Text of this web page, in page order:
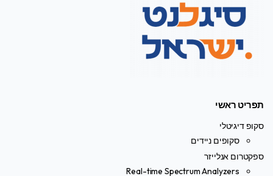
תפריט ראשי
סקופ דיגיטלי
סקופים ניידים
ספקטרום אנלייזר
Real-time Spectrum Analyzers